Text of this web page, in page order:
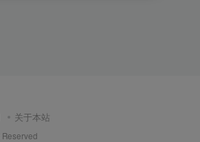
关于本站